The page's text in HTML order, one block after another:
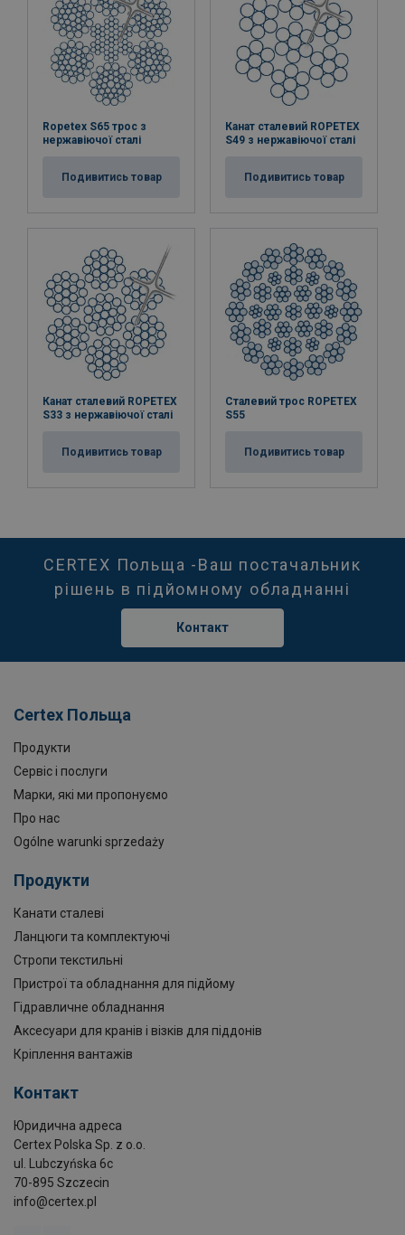
Ropetex S65 трос з
нержавіючої сталі
Подивитись товар
Канат сталевий ROPETEX
S49 з нержавіючої сталі
Подивитись товар
Канат сталевий ROPETEX
S33 з нержавіючої сталі
Подивитись товар
Сталевий трос ROPETEX
S55
Подивитись товар
CERTEX Польща -Ваш постачальник
рішень в підйомному обладнанні
Контакт
Certex Польща
Продукти
Сервіс і послуги
Марки, які ми пропонуємо
Про нас
Ogólne warunki sprzedaży
Продукти
Канати сталеві
Ланцюги та комплектуючі
Стропи текстильні
Пристрої та обладнання для підйому
Гідравличне обладнання
Аксесуари для кранів і візків для піддонів
Кріплення вантажів
Контакт
Юридична адреса
Certex Polska Sp. z o.o.
ul. Lubczyńska 6c
70-895 Szczecin
info@certex.pl